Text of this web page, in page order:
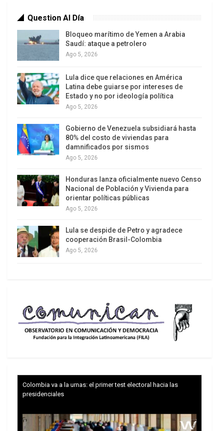
Question Al Día
Bloqueo marítimo de Yemen a Arabia
Saudí: ataque a petrolero
Ago 5, 2026
Lula dice que relaciones en América
Latina debe guiarse por intereses de
Estado y no por ideología política
Ago 5, 2026
Gobierno de Venezuela subsidiará hasta
80% del costo de viviendas para
damnificados por sismos
Ago 5, 2026
Honduras lanza oficialmente nuevo Censo
Nacional de Población y Vivienda para
orientar políticas públicas
Ago 5, 2026
Lula se despide de Petro y agradece
cooperación Brasil-Colombia
Ago 5, 2026
Colombia va a la urnas: el primer test electoral hacia las
presidenciales